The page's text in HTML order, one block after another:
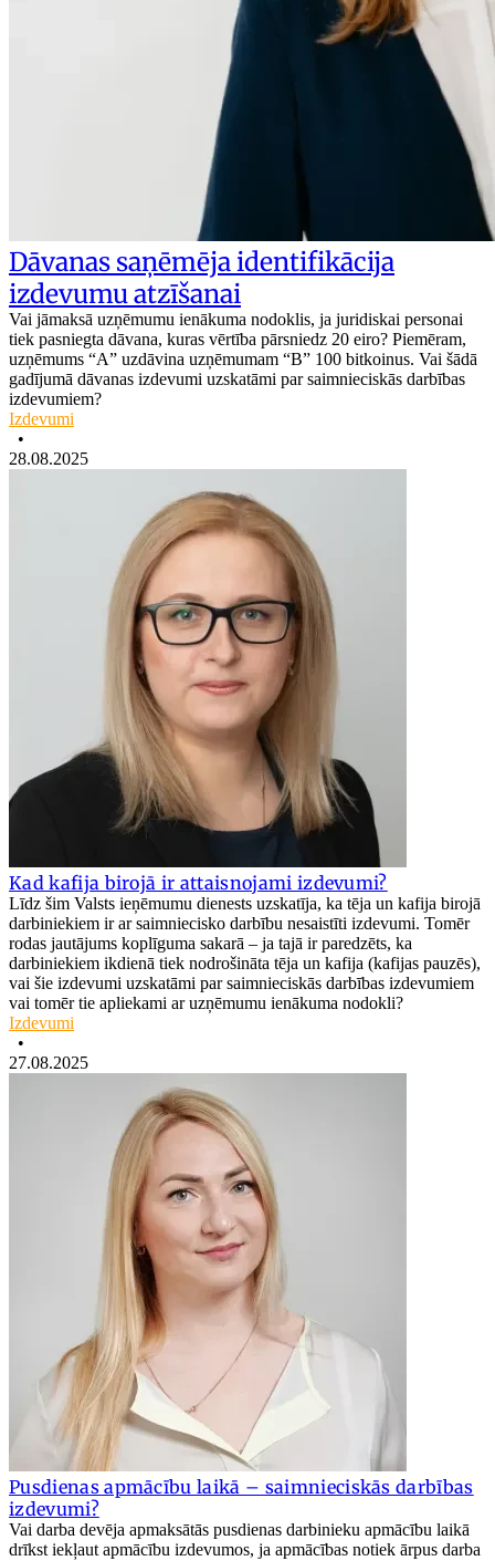
Dāvanas saņēmēja identifikācija
izdevumu atzīšanai
Vai jāmaksā uzņēmumu ienākuma nodoklis, ja juridiskai personai
tiek pasniegta dāvana, kuras vērtība pārsniedz 20 eiro? Piemēram,
uzņēmums “A” uzdāvina uzņēmumam “B” 100 bitkoinus. Vai šādā
gadījumā dāvanas izdevumi uzskatāmi par saimnieciskās darbības
izdevumiem?
Izdevumi
•
28.08.2025
Kad kafija birojā ir attaisnojami izdevumi?
Līdz šim Valsts ieņēmumu dienests uzskatīja, ka tēja un kafija birojā
darbiniekiem ir ar saimniecisko darbību nesaistīti izdevumi. Tomēr
rodas jautājums koplīguma sakarā – ja tajā ir paredzēts, ka
darbiniekiem ikdienā tiek nodrošināta tēja un kafija (kafijas pauzēs),
vai šie izdevumi uzskatāmi par saimnieciskās darbības izdevumiem
vai tomēr tie apliekami ar uzņēmumu ienākuma nodokli?
Izdevumi
•
27.08.2025
Pusdienas apmācību laikā – saimnieciskās darbības
izdevumi?
Vai darba devēja apmaksātās pusdienas darbinieku apmācību laikā
drīkst iekļaut apmācību izdevumos, ja apmācības notiek ārpus darba